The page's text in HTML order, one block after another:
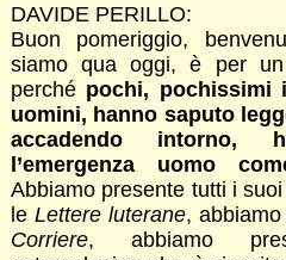
DAVIDE PERILLO:
Buon pomeriggio,
siamo qua oggi, è per
perché pochi, pochissimi
uomini, hanno saputo
accadendo intorno,
l’emergenza uomo
Abbiamo presente tutti i
le Lettere luterane,
Corriere, abbiamo